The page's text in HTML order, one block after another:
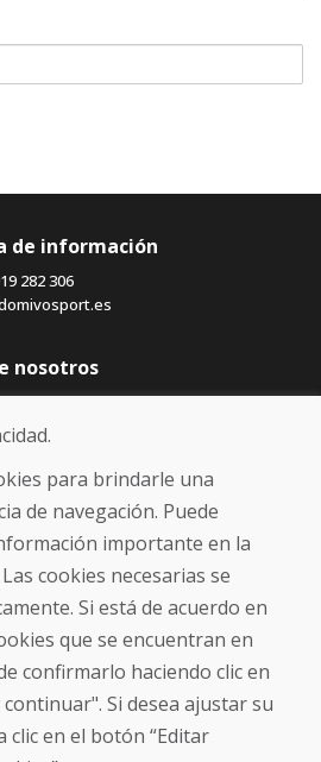
de información
282 306
nosotros
nosotros
electrónica
pago
DE RECLAMACIÓN
y cambio de mercancías
de privacidad
para brindarle una
de navegación. Puede
importante en la
cookies necesarias se
Si está de acuerdo en
que se encuentran en
confirmarlo haciendo clic en
Si desea ajustar su
clic en el botón “Editar